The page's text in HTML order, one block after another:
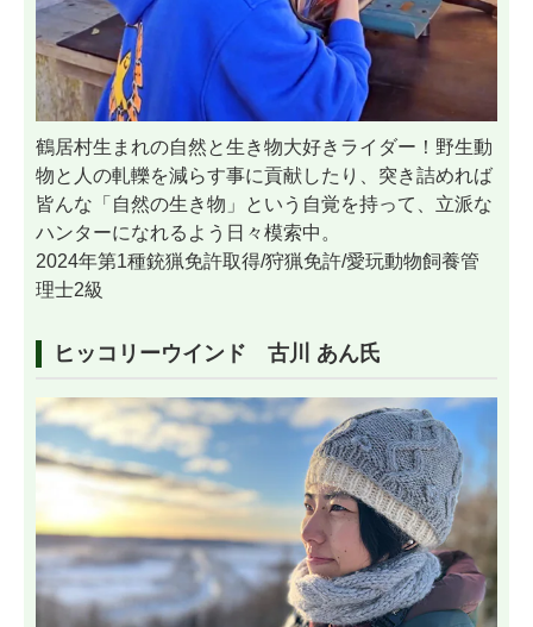
鶴居村生まれの自然と生き物大好きライダー！野生動
物と人の軋轢を減らす事に貢献したり、突き詰めれば
皆んな「自然の生き物」という自覚を持って、立派な
ハンターになれるよう日々模索中。
2024年第1種銃猟免許取得/狩猟免許/愛玩動物飼養管
理士2級
ヒッコリーウインド 古川 あん氏